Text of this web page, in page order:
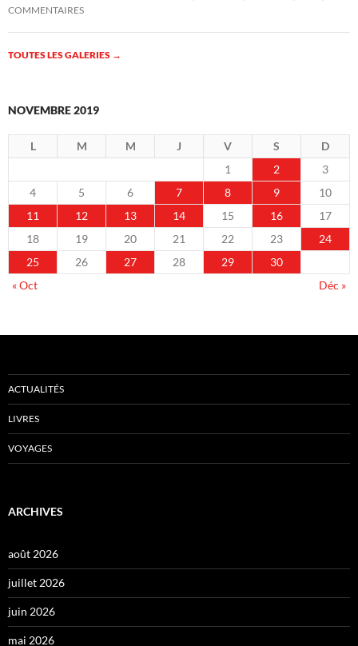
COMMENTAIRES
TOUTES LES GALERIES →
NOVEMBRE 2019
L M M J V S
D
1
2
3
4
5 6 7 8 9
10
11
12 13 14 15 16
17
18
19 20 21 22 23
24
25
26 27 28 29
30
« Oct
Déc »
ACTUALITÉS
LIVRES
VOYAGES
ARCHIVES
août 2026
juillet 2026
juin 2026
mai 2026